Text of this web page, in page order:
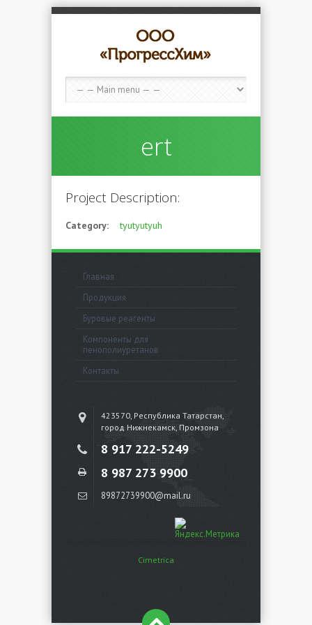
ert
Project Description:
Category: tyutyutyuh
Главная
Продукция
Буровые реагенты
Компоненты для
пенополиуретанов
Контакты
423570, Республика Татарстан,
город Нижнекамск, Промзона
8 917 222-5249
8 987 273 9900
89872739900@mail.ru
Cimetrica